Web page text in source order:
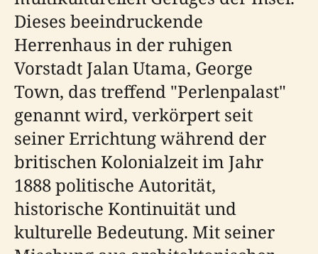
Dieses beeindruckende
Herrenhaus in der ruhigen
Vorstadt Jalan Utama, George
Town, das treffend "Perlenpalast"
genannt wird, verkörpert seit
seiner Errichtung während der
britischen Kolonialzeit im Jahr
1888 politische Autorität,
historische Kontinuität und
kulturelle Bedeutung. Mit seiner